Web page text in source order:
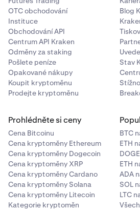
9 Gratulujeme, zabezpečili jste
Pokud nastavíte 2FA pro
obchodování nebo 2FA pro
„Zapnuto/Vypnuto“ se přepne
vpravo. Ve všech případech se
aplikace 2FA.
Gratulujeme, zabezpečili jste
nosíte stále u sebe.
• Soukromí
I kdybyste
neobsahuje žádné
tom, k čemu slouží ani komu
ověřovací aplikace zobrazuje
identifikovatelné údaje o účtu,
člověk ručně přečíst.
OTC obchodování
Instituce
Obchodování API
Centrum API Kraken
Odměny za staking
Pošlete peníze
Opakované nákupy
Koupit kryptoměnu
Prodejte kryptoměnu
Blog
Stav
Prohlédněte si ceny
Cena Bitcoinu
Cena kryptoměny Ethereum
Cena kryptoměny Dogecoin
Cena kryptoměny XRP
Cena kryptoměny Cardano
Cena kryptoměny Solana
Cena kryptoměny Litecoin
Kategorie kryptoměn
BTC
ETH
ETH
ADA
SOL
LTC